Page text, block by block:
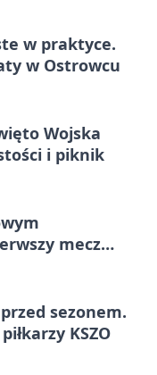
w praktyce.
w Ostrowcu
Wojska
i piknik
mecz
sezonem.
KSZO